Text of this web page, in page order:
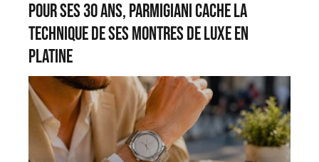
Pour ses 30 ans, Parmigiani cache la
technique de ses montres de luxe en
platine